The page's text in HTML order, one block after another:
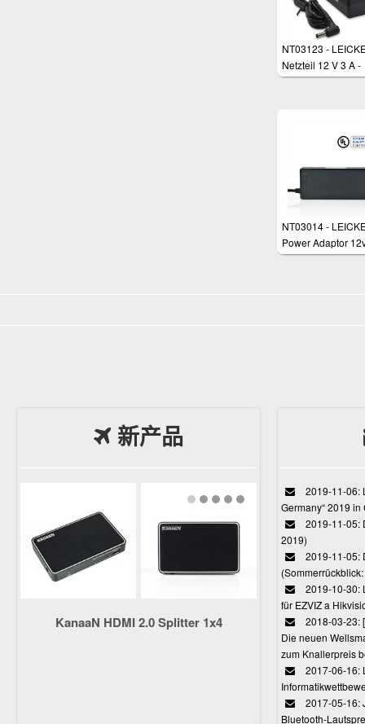
NT03123 -
Netzteil 12 V 3 A -
5,5*2,5 mm
NT03014 -
Power Adaptor
6.25a 5.5*2.5mm
新产品
KanaaN HDMI 2.0 Splitter 1x4
2019-11-06:
Germany“ 2019
2019-11-05:
2019)
2019-11-05:
2019-10-30:
für EZVIZ a
2018-03-23:
Die neuen
zum Knallerpreis
2017-06-16:
2017-05-16:
Bluetooth-